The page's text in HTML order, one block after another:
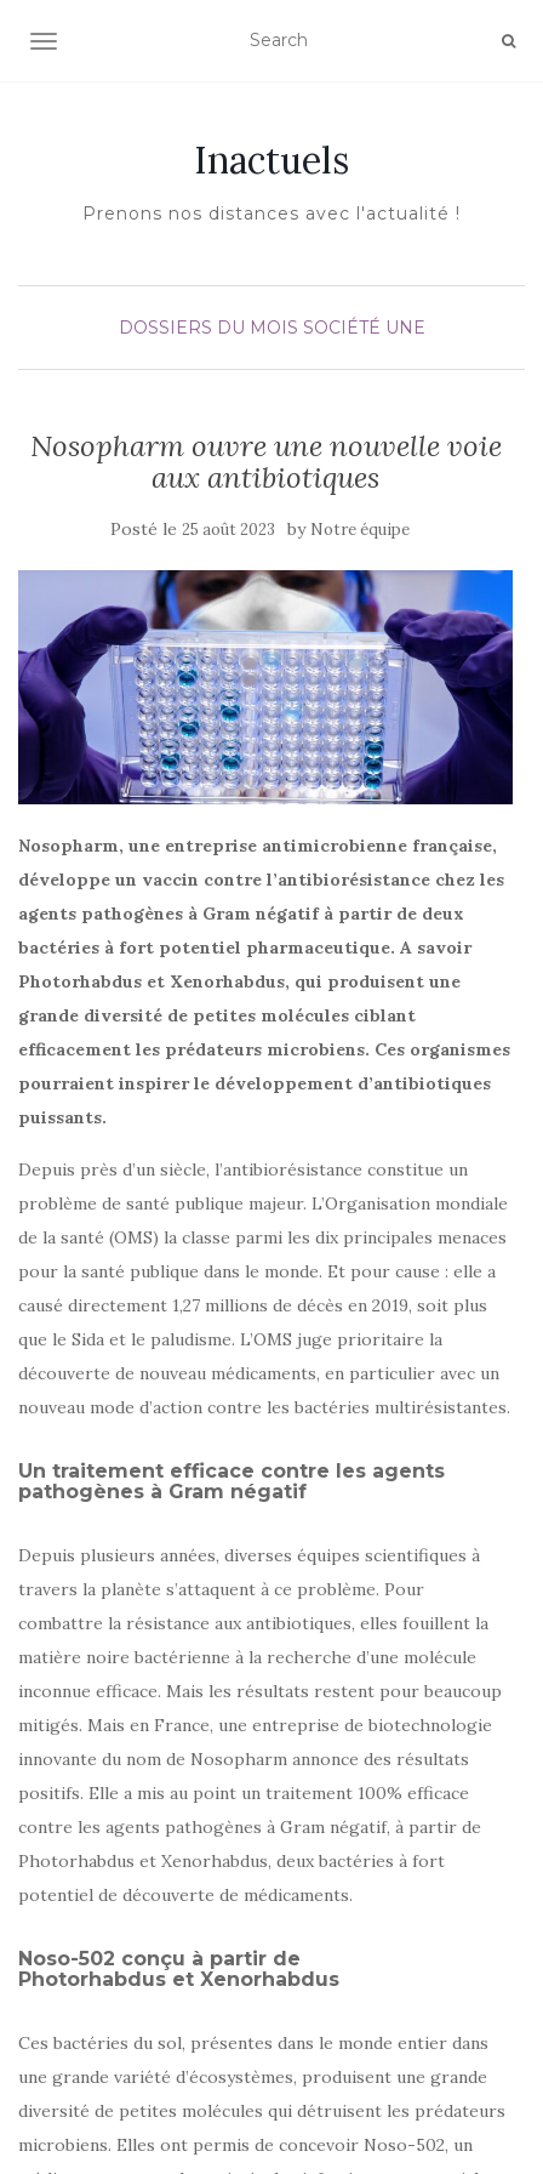
AFFICHER/MASQUER LA NAVIGATION
Inactuels
Prenons nos distances avec l'actualité !
DOSSIERS DU MOIS SOCIÉTÉ UNE
Nosopharm ouvre une nouvelle voie
aux antibiotiques
Posté le 25 août 2023 by Notre équipe
Nosopharm, une entreprise antimicrobienne française,
développe un vaccin contre l’antibiorésistance chez les
agents pathogènes à Gram négatif à partir de deux
bactéries à fort potentiel pharmaceutique. A savoir
Photorhabdus et Xenorhabdus, qui produisent une
grande diversité de petites molécules ciblant
efficacement les prédateurs microbiens. Ces organismes
pourraient inspirer le développement d’antibiotiques
puissants.
Depuis près d’un siècle, l’antibiorésistance constitue un
problème de santé publique majeur. L’Organisation mondiale
de la santé (OMS) la classe parmi les dix principales menaces
pour la santé publique dans le monde. Et pour cause : elle a
causé directement 1,27 millions de décès en 2019, soit plus
que le Sida et le paludisme. L’OMS juge prioritaire la
découverte de nouveau médicaments, en particulier avec un
nouveau mode d’action contre les bactéries multirésistantes.
Un traitement efficace contre les agents
pathogènes à Gram négatif
Depuis plusieurs années, diverses équipes scientifiques à
travers la planète s’attaquent à ce problème. Pour
combattre la résistance aux antibiotiques, elles fouillent la
matière noire bactérienne à la recherche d’une molécule
inconnue efficace. Mais les résultats restent pour beaucoup
mitigés. Mais en France, une entreprise de biotechnologie
innovante du nom de Nosopharm annonce des résultats
positifs. Elle a mis au point un traitement 100% efficace
contre les agents pathogènes à Gram négatif, à partir de
Photorhabdus et Xenorhabdus, deux bactéries à fort
potentiel de découverte de médicaments.
Noso-502 conçu à partir de
Photorhabdus et Xenorhabdus
Ces bactéries du sol, présentes dans le monde entier dans
une grande variété d’écosystèmes, produisent une grande
diversité de petites molécules qui détruisent les prédateurs
microbiens. Elles ont permis de concevoir Noso-502, un